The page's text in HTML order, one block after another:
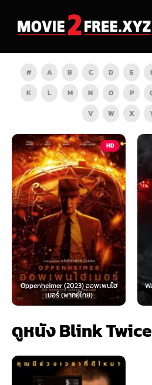
# A B C D E
K
L M N O P
V
W X
HD
(2023) ออพเพนไฮ
(พากย์ไทย)
War Machine
กลถล่มโลก (พ
ดูหนัง Blink Twice